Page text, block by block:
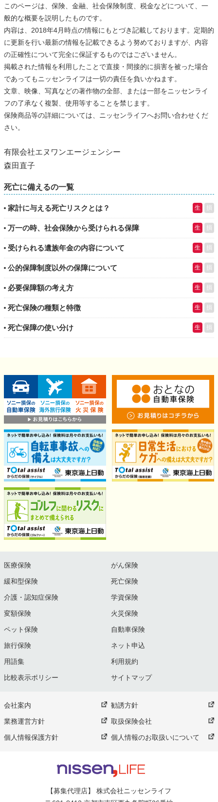
このページは、保険、金融、社会保険制度、税金などについて、一
般的な概要を説明したものです。
内容は、2018年4月時点の情報にもとづき記載しております。定期的
に更新を行い最新の情報を記載できるよう努めておりますが、内容
の正確性について完全に保証するものではございません。
掲載された情報を利用したことで直接・間接的に損害を被った場合
であってもニッセンライフは一切の責任を負いかねます。
文章、映像、写真などの著作物の全部、または一部をニッセンライ
フの了承なく複製、使用等することを禁じます。
保険商品等の詳細については、ニッセンライフへお問い合わせくだ
さい。
有限会社エヌワンエージェンシー
森田直子
死亡に備えるの一覧
家計に与える死亡リスクとは？ 生 損
万一の時、社会保険から受けられる保障 生 損
受けられる遺族年金の内容について 生 損
公的保障制度以外の保障について 生 損
必要保障額の考え方 生 損
死亡保険の種類と特徴 生 損
死亡保障の使い分け 生 損
医療保険 がん保険
緩和型保険 死亡保険
介護・認知症保険 学資保険
変額保険 火災保険
ペット保険 自動車保険
旅行保険 ネット申込
用語集 利用規約
比較表示ポリシー サイトマップ
会社案内 勧誘方針
業務運営方針 取扱保険会社
個人情報保護方針 個人情報のお取扱いについて
【募集代理店】 株式会社ニッセンライフ